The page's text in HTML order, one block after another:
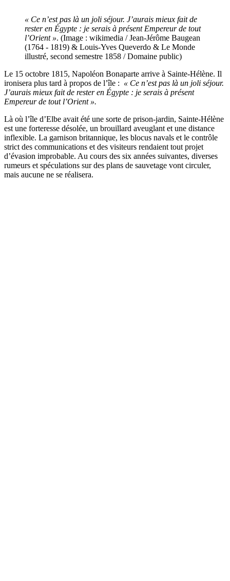
« Ce n’est pas là un joli séjour. J’aurais mieux fait de
rester en Égypte : je serais à présent Empereur de tout
l’Orient ». (Image : wikimedia / Jean-Jérôme Baugean
(1764 - 1819) & Louis-Yves Queverdo & Le Monde
illustré, second semestre 1858 / Domaine public)
Le 15 octobre 1815, Napoléon Bonaparte arrive à Sainte-Hélène. Il
ironisera plus tard à propos de l’île : « Ce n’est pas là un joli séjour.
J’aurais mieux fait de rester en Égypte : je serais à présent
Empereur de tout l’Orient ».
Là où l’île d’Elbe avait été une sorte de prison-jardin, Sainte-Hélène
est une forteresse désolée, un brouillard aveuglant et une distance
inflexible. La garnison britannique, les blocus navals et le contrôle
strict des communications et des visiteurs rendaient tout projet
d’évasion improbable. Au cours des six années suivantes, diverses
rumeurs et spéculations sur des plans de sauvetage vont circuler,
mais aucune ne se réalisera.